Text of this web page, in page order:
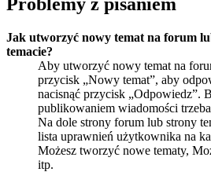
Jak utworzyć nowy temat na forum
temacie?
Aby utworzyć nowy temat na
przycisk „Nowy temat”, aby
nacisnąć przycisk „Odpowiedz”.
publikowaniem wiadomości
Na dole strony forum lub strony
lista uprawnień użytkownika na
Możesz tworzyć nowe tematy,
itp.